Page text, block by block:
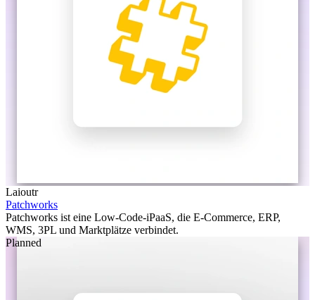
Laioutr
Patchworks
Patchworks ist eine Low-Code-iPaaS, die E-Commerce, ERP,
WMS, 3PL und Marktplätze verbindet.
Planned